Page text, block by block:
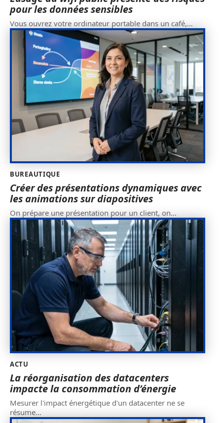
pour les données sensibles
Vous ouvrez votre ordinateur portable dans un café,…
BUREAUTIQUE
Créer des présentations dynamiques avec
les animations sur diapositives
On prépare une présentation pour un client, on…
ACTU
La réorganisation des datacenters
impacte la consommation d’énergie
Mesurer l'impact énergétique d'un datacenter ne se
résume…